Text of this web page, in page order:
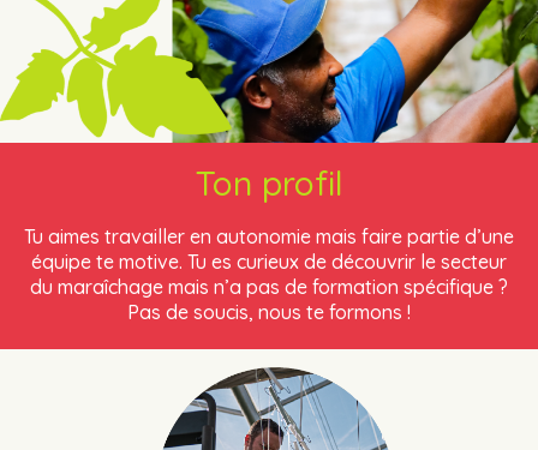
Ton profil
Tu aimes travailler en autonomie mais faire partie d’une
équipe te motive. Tu es curieux de découvrir le secteur
du maraîchage mais n’a pas de formation spécifique ?
Pas de soucis, nous te formons !